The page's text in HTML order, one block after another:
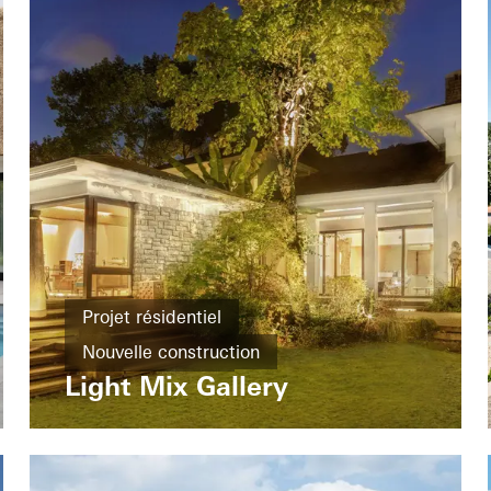
Projet résidentiel
Nouvelle construction
Cradle-to-Cradle
Design et esthétique
Fenêtres
Portes
Coulissants China
Light Mix Gallery